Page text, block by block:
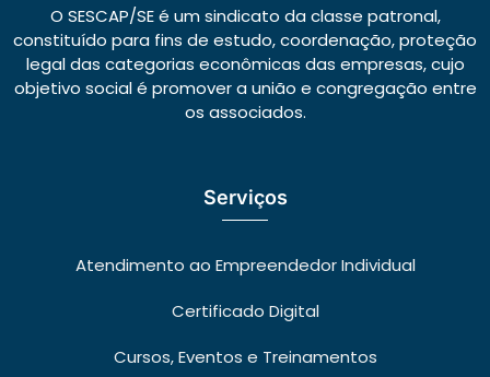
O SESCAP/SE é um sindicato da classe patronal,
constituído para fins de estudo, coordenação, proteção
legal das categorias econômicas das empresas, cujo
objetivo social é promover a união e congregação entre
os associados.
Serviços
Atendimento ao Empreendedor Individual
Certificado Digital
Cursos, Eventos e Treinamentos